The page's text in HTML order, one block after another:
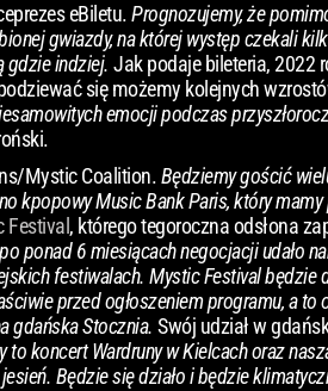
eBiletu.Prognozujemy, że
gwiazdy, na której występ czekali
gdzie indziej. Jak podaje bileteria, 2022
się możemy kolejnych
emocji podczas
Mystic Coalition.Będziemy gościć
kpopowy Music Bank Paris, który
Festival , którego tegoroczna odsłona
ponad 6 miesiącach negocjacji udało
festiwalach. Mystic Festival
przed ogłoszeniem programu, a to
gdańska Stocznia. Swój udział w
to koncert Wardruny w Kielcach oraz
Będzie się działo i będzie